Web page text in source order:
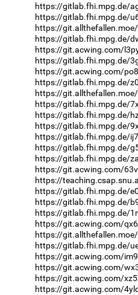
https://gitlab.fhi.mpg.de/
https://gitlab.fhi.mpg.de/
https://
https://gitlab.fhi.mpg.de/
https://git.acwing.com/
https://gitlab.fhi.mpg.de/
https://git.acwing.com/
https://gitlab.fhi.mpg.de/
https://
https://gitlab.fhi.mpg.de/
https://gitlab.fhi.mpg.de/
https://gitlab.fhi.mpg.de/
https://gitlab.fhi.mpg.de/
https://gitlab.fhi.mpg.de/
https://gitlab.fhi.mpg.de/
https://git.acwing.com/
https://
https://gitlab.fhi.mpg.de/
https://gitlab.fhi.mpg.de/
https://gitlab.fhi.mpg.de/
https://git.acwing.com/
https://
https://gitlab.fhi.mpg.de/
https://git.acwing.com/
https://git.acwing.com/
https://git.acwing.com/
https://git.acwing.com/